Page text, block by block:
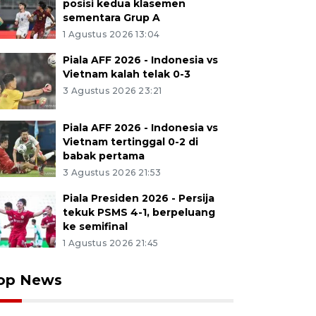
posisi kedua klasemen
sementara Grup A
1 Agustus 2026 13:04
Piala AFF 2026 - Indonesia vs
Vietnam kalah telak 0-3
3 Agustus 2026 23:21
Piala AFF 2026 - Indonesia vs
Vietnam tertinggal 0-2 di
babak pertama
3 Agustus 2026 21:53
Piala Presiden 2026 - Persija
tekuk PSMS 4-1, berpeluang
ke semifinal
1 Agustus 2026 21:45
News